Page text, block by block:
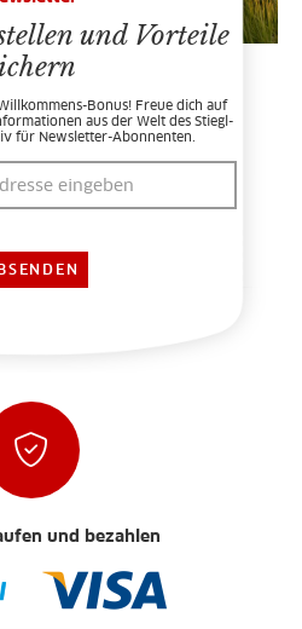
und Vorteile
Bonus! Freue dich auf
aus der Welt des Stiegl-
für Newsletter-Abonnenten.
und bezahlen